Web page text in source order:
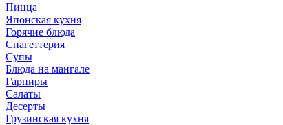
Пицца
Японская кухня
Горячие блюда
Спагеттерия
Супы
Блюда на мангале
Гарниры
Салаты
Десерты
Грузинская кухня